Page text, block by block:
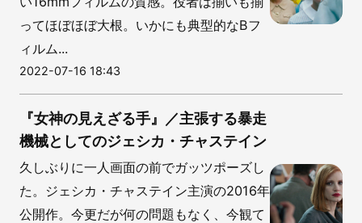
ってほぼほぼ大根。いかにも典型的なBフ
ィルム...
2022-07-16 18:43
『女神の見えざる手』／主張する暴走
機械としてのジェシカ・チャステイン
久しぶりに一人画面の前でガッツポーズし
た。ジェシカ・チャステイン主演の2016年
公開作。今更だが何の問題もなく、今観て